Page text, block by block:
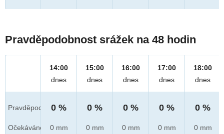
Pravděpodobnost srážek na 48 hodin
Pravděpod.
Očekáváno
14:00
dnes
0 %
0 mm
15:00
dnes
0 %
0 mm
16:00
dnes
0 %
0 mm
17:00
dnes
0 %
0 mm
18:00
dnes
0 %
0 mm